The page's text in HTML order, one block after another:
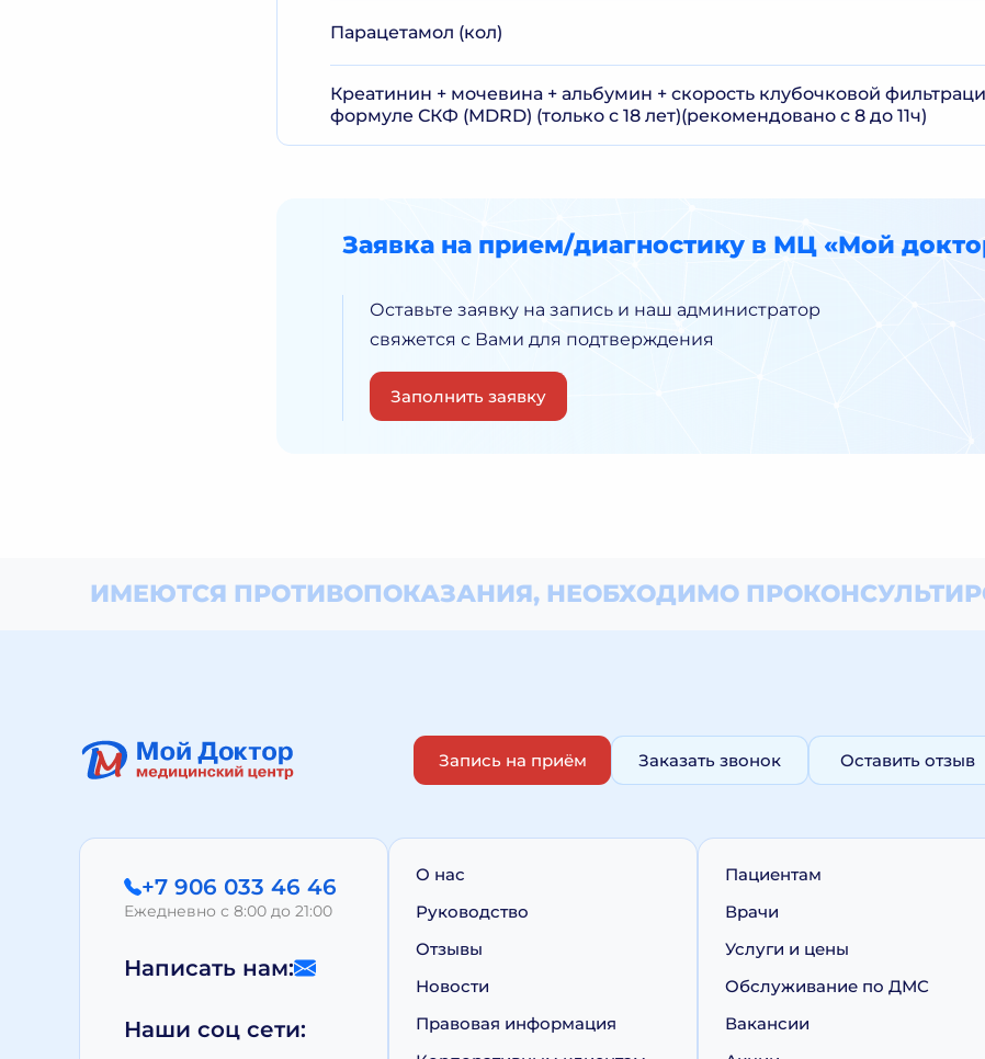
Парацетамол (кол)
Креатинин + мочевина + альбумин + скорость клубочковой
формуле СКФ (MDRD) (только с 18 лет)(рекомендовано с 8 до 11ч)
Заявка на прием/диагностику в МЦ «Мой
Оставьте заявку на запись и наш администратор
свяжется с Вами для подтверждения
Заполнить заявку
ИМЕЮТСЯ ПРОТИВОПОКАЗАНИЯ, НЕОБХОДИМО
Запись на приём Заказать звонок Оставить отзыв
+7 906 033 46 46
Ежедневно с 8:00 до 21:00
Написать нам:
Наши соц сети:
О нас
Руководство
Отзывы
Новости
Правовая информация
Пациентам
Врачи
Услуги и цены
Обслуживание по ДМС
Вакансии